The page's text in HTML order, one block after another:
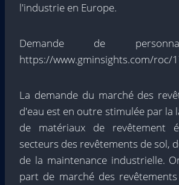
l'industrie en Europe.
Demande de
https://www.gminsights.com/roc/
La demande du marché des
d'eau est en outre stimulée par la
de matériaux de revêtement
secteurs des revêtements de sol,
de la maintenance industrielle.
part de marché des